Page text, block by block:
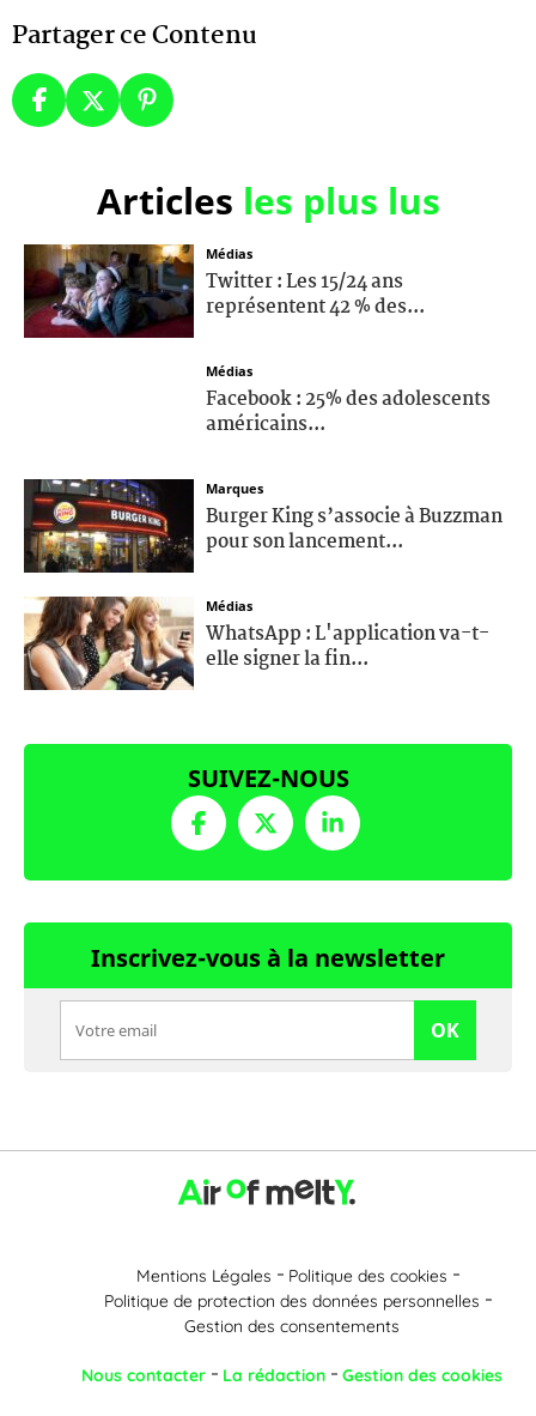
Partager ce Contenu
Articles les plus lus
Médias
Twitter : Les 15/24 ans
représentent 42 % des...
Médias
Facebook : 25% des adolescents
américains...
Marques
Burger King s’associe à Buzzman
pour son lancement...
Médias
WhatsApp : L'application va-t-
elle signer la fin...
SUIVEZ-NOUS
Inscrivez-vous à la newsletter
OK
Mentions Légales
Politique des cookies
Politique de protection des données personnelles
Gestion des consentements
Nous contacter La rédaction Gestion des cookies